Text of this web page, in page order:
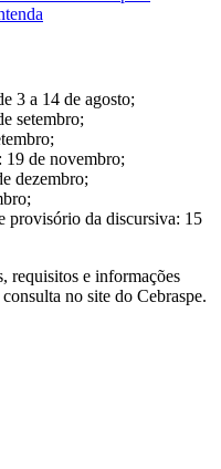
3 a 14 de agosto;
setembro;
19 de novembro;
dezembro;
provisório da discursiva: 15
requisitos e informações
no site do Cebraspe.